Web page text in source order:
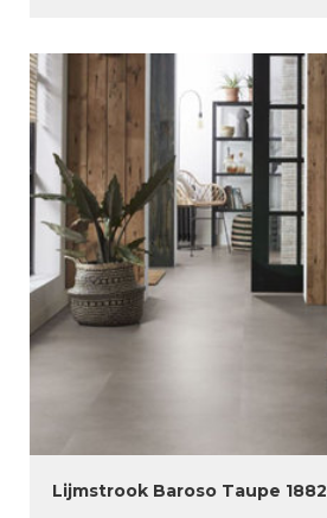
Lijmstrook Baroso Taupe 1882